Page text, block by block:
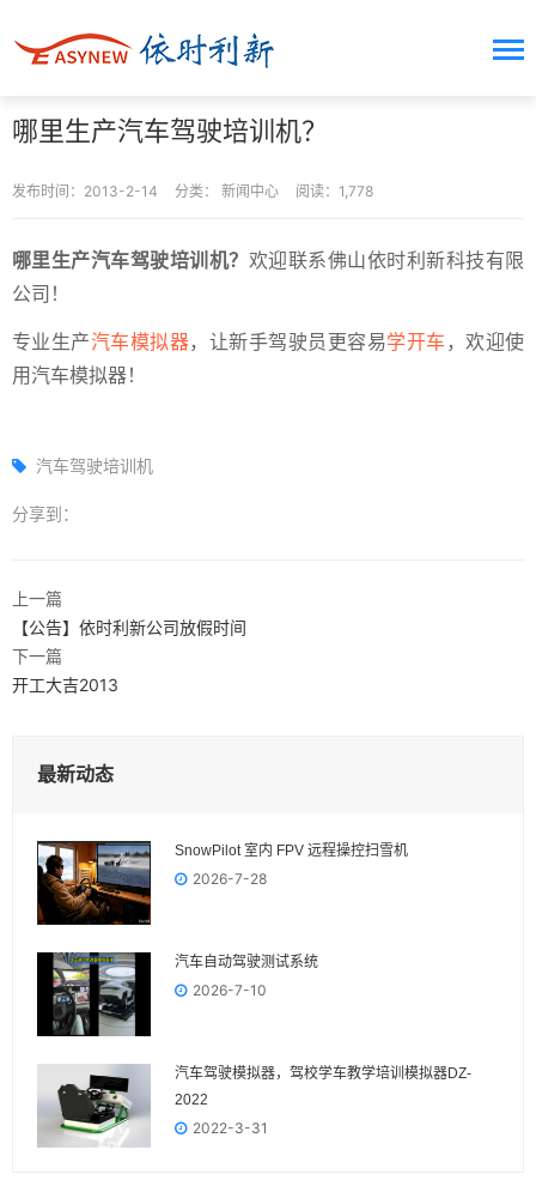
哪里生产汽车驾驶培训机？
发布时间：2013-2-14 分类： 新闻中心 阅读：1,778
哪里生产汽车驾驶培训机？ 欢迎联系佛山依时利新科技有限
公司！
专业生产汽车模拟器，让新手驾驶员更容易学开车 ，欢迎使
用汽车模拟器！
汽车驾驶培训机
分享到：
上一篇
【公告】依时利新公司放假时间
下一篇
开工大吉2013
最新动态
SnowPilot 室内 FPV 远程操控扫雪机
2026-7-28
汽车自动驾驶测试系统
2026-7-10
汽车驾驶模拟器，驾校学车教学培训模拟器DZ-
2022
2022-3-31